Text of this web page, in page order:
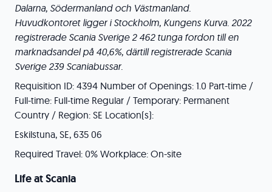
Dalarna, Södermanland och Västmanland.
Huvudkontoret ligger i Stockholm, Kungens Kurva. 2022
registrerade Scania Sverige 2 462 tunga fordon till en
marknadsandel på 40,6%, därtill registrerade Scania
Sverige 239 Scaniabussar.
Requisition ID: 4394 Number of Openings: 1.0 Part-time /
Full-time: Full-time Regular / Temporary: Permanent
Country / Region: SE Location(s):
Eskilstuna, SE, 635 06
Required Travel: 0% Workplace: On-site
Life at Scania